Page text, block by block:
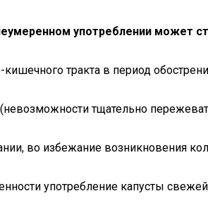
употреблении может
тракта в период
тщательно
во избежание возникновения
употребление капусты